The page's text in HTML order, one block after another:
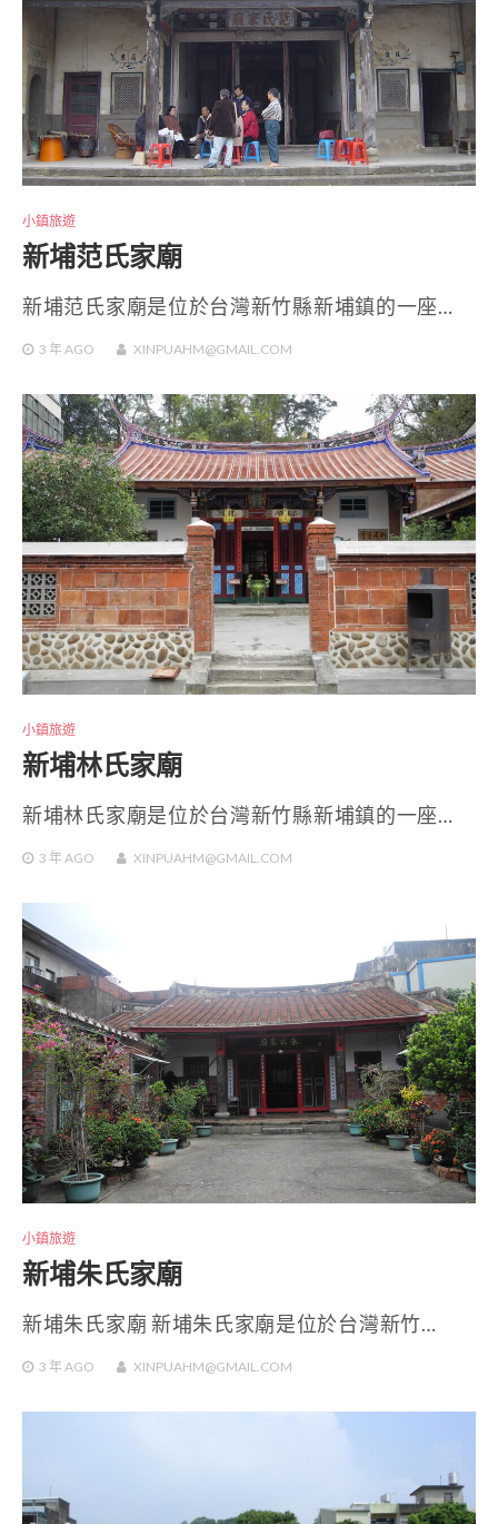
小鎮旅遊
新埔范氏家廟
新埔范氏家廟是位於台灣新竹縣新埔鎮的一座…
3 年 AGO XINPUAHM@GMAIL.COM
小鎮旅遊
新埔林氏家廟
新埔林氏家廟是位於台灣新竹縣新埔鎮的一座…
3 年 AGO XINPUAHM@GMAIL.COM
小鎮旅遊
新埔朱氏家廟
新埔朱氏家廟 新埔朱氏家廟是位於台灣新竹…
3 年AGO XINPUAHM@GMAIL.COM